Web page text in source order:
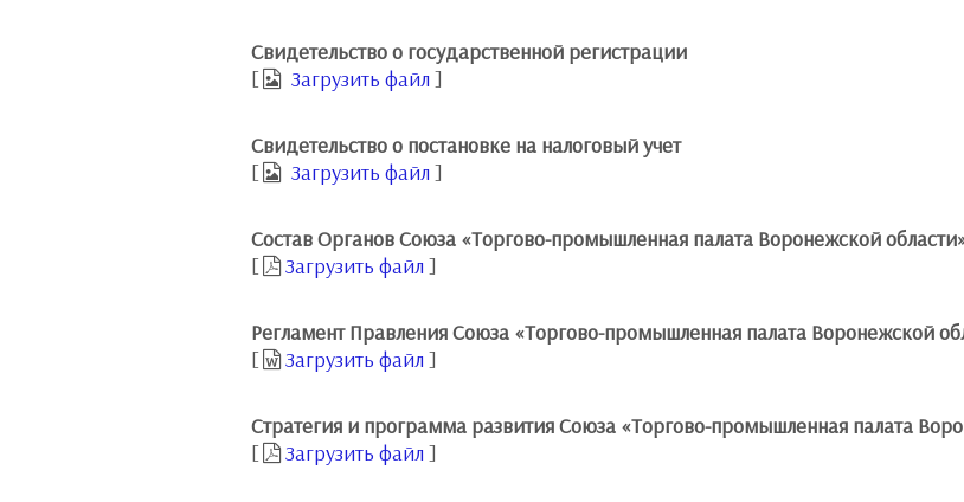
Свидетельство о государственной регистрации
[
Загрузить файл ]
Свидетельство о постановке на налоговый учет
[
Загрузить файл ]
Состав Органов Союза «Торгово-промышленная палата Воронежской
[
Загрузить файл ]
Регламент Правления Союза «Торгово-промышленная палата Воронежской
[
Загрузить файл ]
Стратегия и программа развития Союза «Торгово-промышленная палата
[
Загрузить файл ]